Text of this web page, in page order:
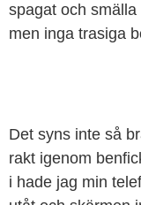
spagat och
men inga trasiga
Det syns inte så
rakt igenom
i hade jag min